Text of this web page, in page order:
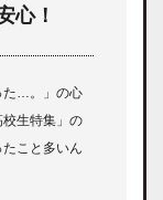
心！
た…。」の心
生特集」の
こと多いん